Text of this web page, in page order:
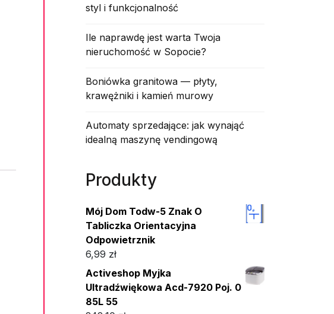
styl i funkcjonalność
Ile naprawdę jest warta Twoja
nieruchomość w Sopocie?
Boniówka granitowa — płyty,
krawężniki i kamień murowy
Automaty sprzedające: jak wynająć
idealną maszynę vendingową
Produkty
Mój Dom Todw-5 Znak O
Tabliczka Orientacyjna
Odpowietrznik
6,99 zł
Activeshop Myjka
Ultradźwiękowa Acd-7920 Poj. 0
85L 55